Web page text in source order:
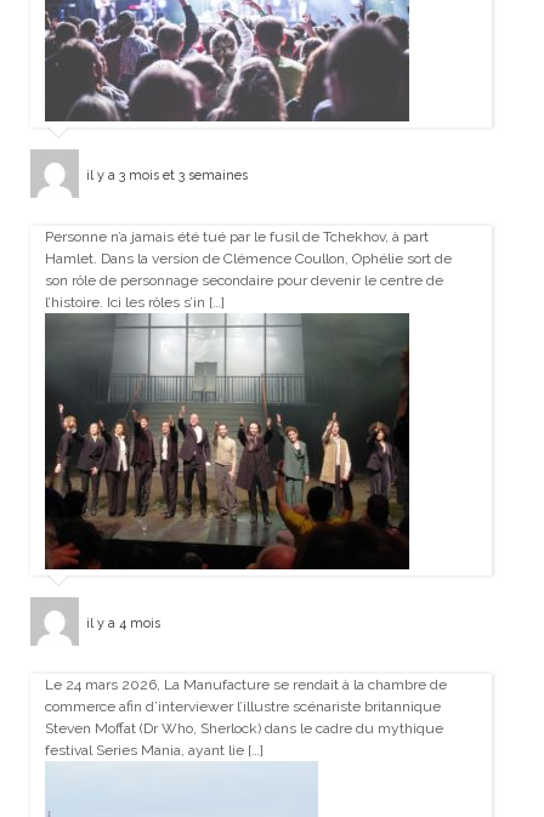
il y a 3 mois et 3 semaines
Personne n’a jamais été tué par le fusil de Tchekhov, à part
Hamlet. Dans la version de Clémence Coullon, Ophélie sort de
son rôle de personnage secondaire pour devenir le centre de
l’histoire. Ici les rôles s’in […]
il y a 4 mois
Le 24 mars 2026, La Manufacture se rendait à la chambre de
commerce afin d’interviewer l’illustre scénariste britannique
Steven Moffat (Dr Who, Sherlock) dans le cadre du mythique
festival Series Mania, ayant lie […]